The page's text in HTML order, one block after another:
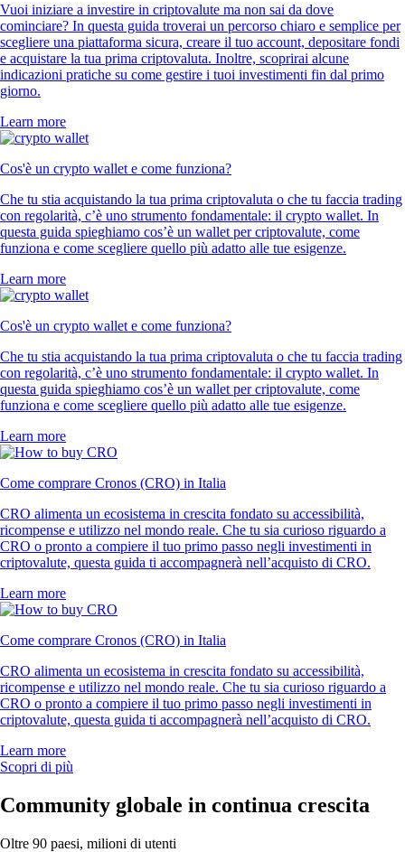
Vuoi iniziare a investire in criptovalute ma non sai da dove
cominciare? In questa guida troverai un percorso chiaro e semplice per
scegliere una piattaforma sicura, creare il tuo account, depositare fondi
e acquistare la tua prima criptovaluta. Inoltre, scoprirai alcune
indicazioni pratiche su come gestire i tuoi investimenti fin dal primo
giorno.
Learn more
Cos'è un crypto wallet e come funziona?
Che tu stia acquistando la tua prima criptovaluta o che tu faccia trading
con regolarità, c’è uno strumento fondamentale: il crypto wallet. In
questa guida spieghiamo cos’è un wallet per criptovalute, come
funziona e come scegliere quello più adatto alle tue esigenze.
Learn more
Cos'è un crypto wallet e come funziona?
Che tu stia acquistando la tua prima criptovaluta o che tu faccia trading
con regolarità, c’è uno strumento fondamentale: il crypto wallet. In
questa guida spieghiamo cos’è un wallet per criptovalute, come
funziona e come scegliere quello più adatto alle tue esigenze.
Learn more
Come comprare Cronos (CRO) in Italia
CRO alimenta un ecosistema in crescita fondato su accessibilità,
ricompense e utilizzo nel mondo reale. Che tu sia curioso riguardo a
CRO o pronto a compiere il tuo primo passo negli investimenti in
criptovalute, questa guida ti accompagnerà nell’acquisto di CRO.
Learn more
Come comprare Cronos (CRO) in Italia
CRO alimenta un ecosistema in crescita fondato su accessibilità,
ricompense e utilizzo nel mondo reale. Che tu sia curioso riguardo a
CRO o pronto a compiere il tuo primo passo negli investimenti in
criptovalute, questa guida ti accompagnerà nell’acquisto di CRO.
Learn more
Scopri di più
Community globale in continua crescita
Oltre 90 paesi, milioni di utenti